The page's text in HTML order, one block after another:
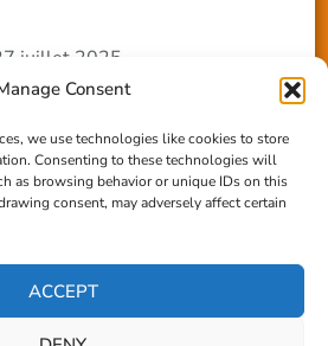
Consent
we use technologies like cookies to store
Consenting to these technologies will
as browsing behavior or unique IDs on this
consent, may adversely affect certain
ACCEPT
juillet 2025
paille
Terre Paille 6/7/24